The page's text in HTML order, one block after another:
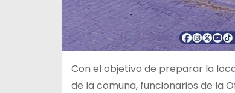
Con el objetivo de preparar la
de la comuna, funcionarios de la